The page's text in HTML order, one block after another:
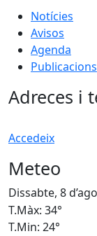
Notícies
Avisos
Agenda
Publicacions
Adreces i
Accedeix
Meteo
Dissabte, 8
T.Màx: 34°
T.Min: 24°